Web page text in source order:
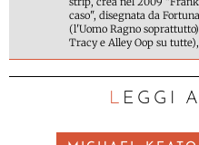
caso", disegnata da
(l'Uomo Ragno
Tracy e Alley Oop su
LEGGI